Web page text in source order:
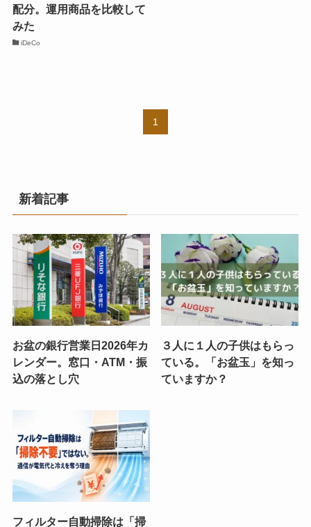
配分。運用商品を比較して
みた
iDeCo
1
新着記事
お盆の銀行営業日2026年カ
レンダー。窓口・ATM・振
込の落とし穴
３人に１人の子供はもらっ
ている。「お盆玉」を知っ
ていますか？
フィルター自動掃除は「掃